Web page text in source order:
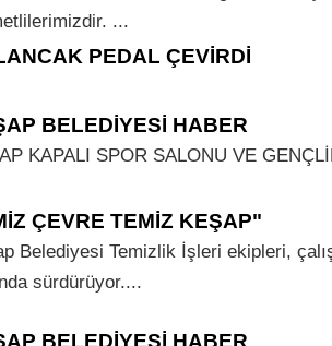
...
PEDAL ÇEVİRDİ
BELEDİYESİ HABER
KAPALI SPOR SALONU VE
ÇEVRE TEMİZ KEŞAP"
Belediyesi Temizlik İşleri ekipleri,
sürdürüyor....
BELEDİYESİ HABER